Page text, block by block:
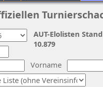
Vorname
AUT-Elolisten
10.879